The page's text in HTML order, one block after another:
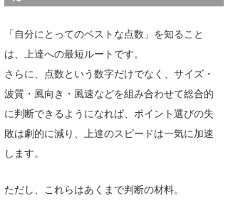
「自分にとってのベストな点数」を知ること
は、上達への最短ルートです。
さらに、点数という数字だけでなく、サイズ・
波質・風向き・風速などを組み合わせて総合的
に判断できるようになれば、ポイント選びの失
敗は劇的に減り、上達のスピードは一気に加速
します。
ただし、これらはあくまで判断の材料。